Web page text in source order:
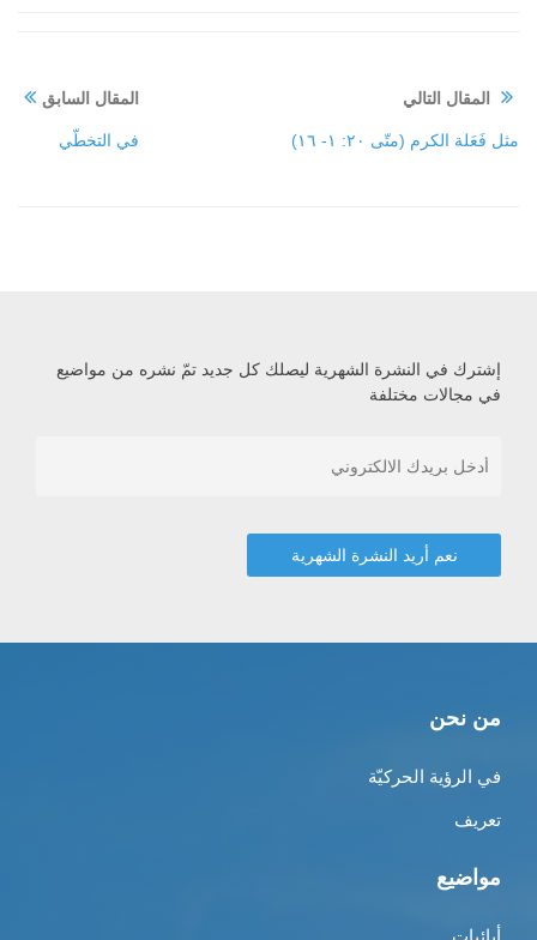
المقال السابق
في التخطّي
المقال التالي
مثل فَعَلة الكرم (متّى ٢٠: ١- ١٦)
إشترك في النشرة الشهرية ليصلك كل جديد تمّ نشره من مواضيع
في مجالات مختلفة
من نحن
في الرؤية الحركيّة
تعريف
مواضيع